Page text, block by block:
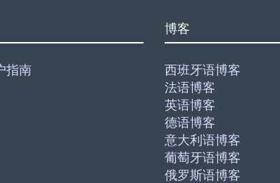
指南
博客
西班牙语博客
法语博客
英语博客
德语博客
意大利语博客
葡萄牙语博客
俄罗斯语博客